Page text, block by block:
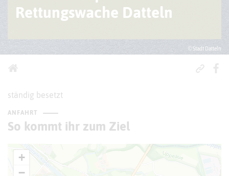
© Stadt Datteln
Rettungswache Datteln
ständig besetzt
ANFAHRT
So kommt ihr zum Ziel
+
−